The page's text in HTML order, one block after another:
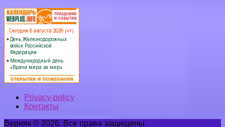
Privacy-policy
Контакты
Верняк © 2026. Все права защищены.